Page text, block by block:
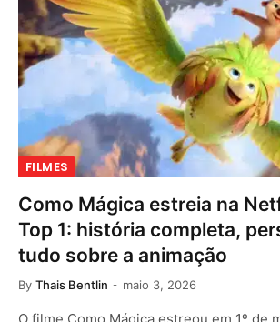
FILMES
Como Mágica estreia na
Top 1: história completa,
tudo sobre a animação
By Thais Bentlin maio 3, 2026
O filme Como Mágica estreou em 1º de